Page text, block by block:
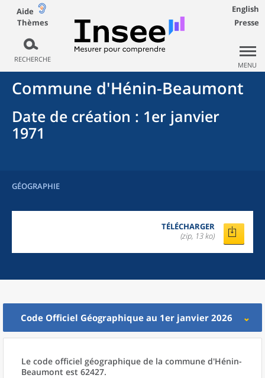
Aide
Thèmes
RECHERCHE
English
Presse
MENU
Commune d'Hénin-Beaumont
Date de création : 1er janvier
1971
GÉOGRAPHIE
TÉLÉCHARGER
(zip, 13 ko)
Code Officiel Géographique au 1er janvier 2026
Le code officiel géographique de la commune d'Hénin-
Beaumont est 62427.